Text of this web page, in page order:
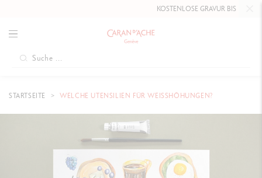
KOSTENLOSE GRAVUR BIS10. MAI 2026
STARTSEITE WELCHE UTENSILIEN FÜR WEISSHÖHUNGEN?